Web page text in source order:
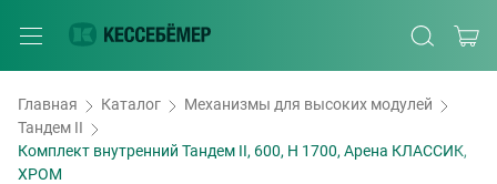
Главная Каталог
Механизмы для высоких модулей
Тандем II
Комплект внутренний Тандем II, 600, H 1700, Арена КЛАССИК,
ХРОМ